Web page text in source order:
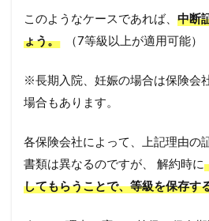
このようなケースであれば、 中断
ょう。
（7等級以上が適用可能）
※長期入院、妊娠の場合は保険会
場合もあります。
各保険会社によって、上記理由の
書類は異なるのですが、 解約時に
してもらうことで、等級を保存す